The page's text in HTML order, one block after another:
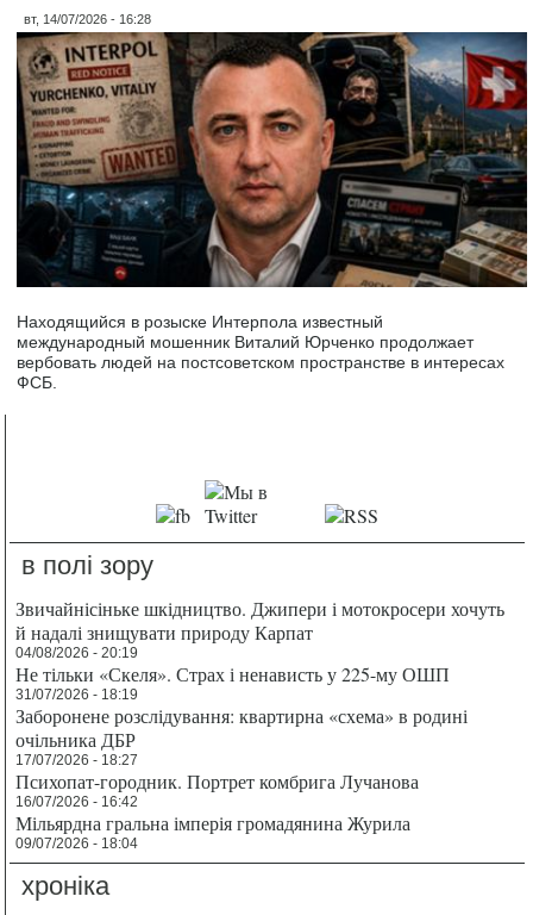
вт, 14/07/2026 - 16:28
Находящийся в розыске Интерпола известный
международный мошенник Виталий Юрченко продолжает
вербовать людей на постсоветском пространстве в интересах
ФСБ.
в полі зору
Звичайнісіньке шкідництво. Джипери і мотокросери хочуть
й надалі знищувати природу Карпат
04/08/2026 - 20:19
Не тільки «Скеля». Страх і ненависть у 225-му ОШП
31/07/2026 - 18:19
Заборонене розслідування: квартирна «схема» в родині
очільника ДБР
17/07/2026 - 18:27
Психопат-городник. Портрет комбрига Лучанова
16/07/2026 - 16:42
Мільярдна гральна імперія громадянина Журила
09/07/2026 - 18:04
хроніка